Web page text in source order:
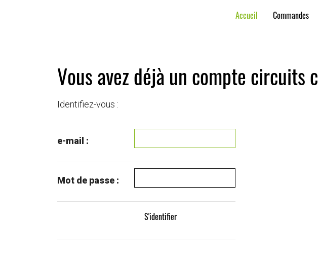
Accueil Commandes
Vous avez déjà un compte circuits
Identifiez-vous :
e-mail :
Mot de passe :